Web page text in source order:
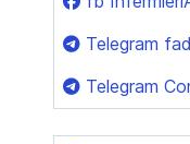
Telegram
Telegram